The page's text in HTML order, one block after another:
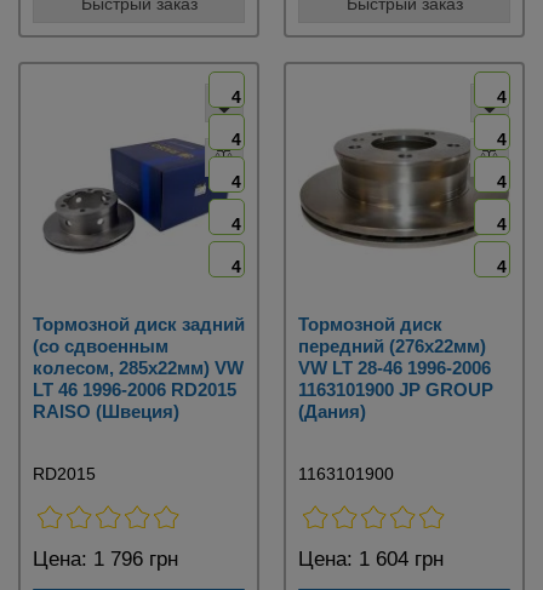
4
4
4
4
4
Тормозной диск задний
(со сдвоенным
колесом, 285х22мм) VW
LT 46 1996-2006 RD2015
RAISO (Швеция)
RD2015
Цена: 1 796 грн
4
4
4
4
4
Тормозной диск
передний (276х22мм)
VW LT 28-46 1996-2006
1163101900 JP GROUP
(Дания)
1163101900
Цена: 1 604 грн